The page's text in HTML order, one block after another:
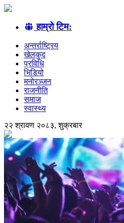
हाम्रो टिम:
अन्तर्राष्ट्रिय
खेलकुद
प्रविधि
भिडियो
मनोरञ्जन
राजनीति
समाज
स्वास्थ्य
२२ श्रावण २०८३, शुक्रबार